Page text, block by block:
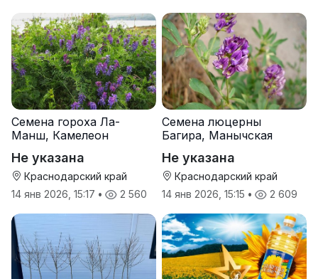
Семена гороха Ла-
Манш, Камелеон
Не указана
Краснодарский край
14 янв 2026, 15:17 • 2 560
Семена люцерны
Багира, Манычская
Не указана
Краснодарский край
14 янв 2026, 15:15 • 2 609